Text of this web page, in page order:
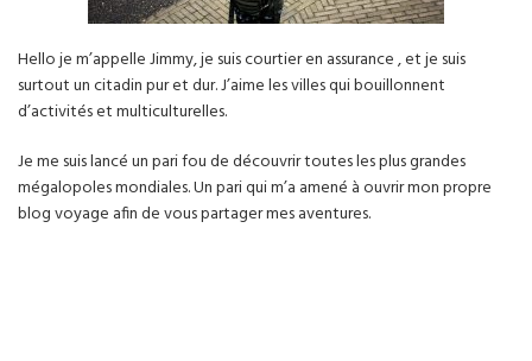
Hello je m’appelle Jimmy, je suis courtier en assurance , et je suis
surtout un citadin pur et dur. J’aime les villes qui bouillonnent
d’activités et multiculturelles.
Je me suis lancé un pari fou de découvrir toutes les plus grandes
mégalopoles mondiales. Un pari qui m’a amené à ouvrir mon propre
blog voyage afin de vous partager mes aventures.